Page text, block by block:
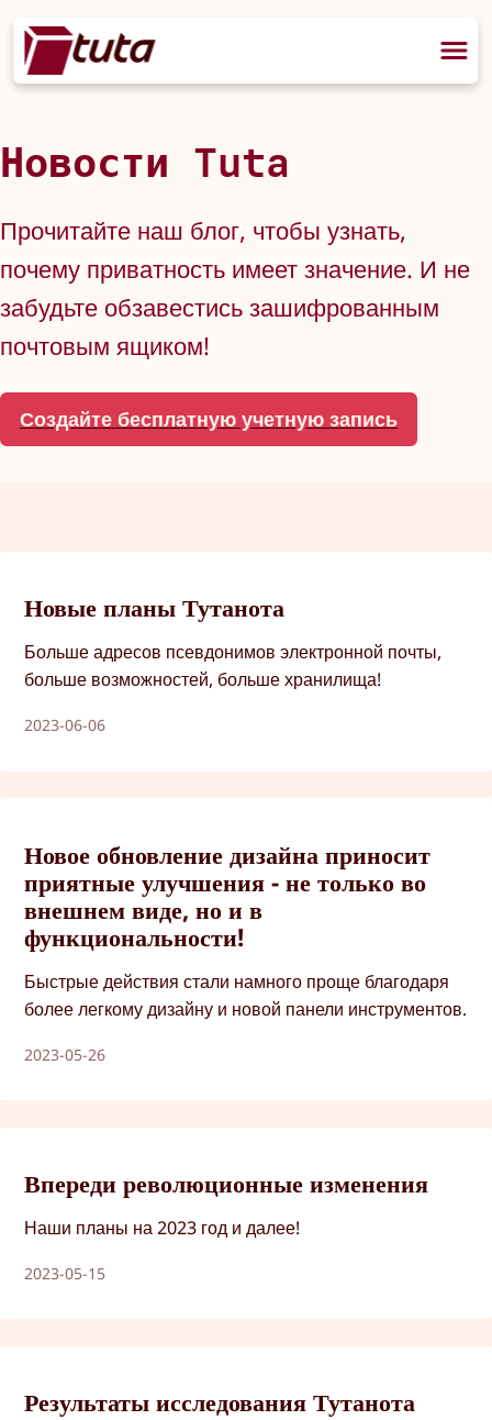
Новости Tuta
Прочитайте наш блог, чтобы узнать,
почему приватность имеет значение. И не
забудьте обзавестись зашифрованным
почтовым ящиком!
Создайте бесплатную учетную запись
Новые планы Тутанота
Больше адресов псевдонимов электронной почты,
больше возможностей, больше хранилища!
2023-06-06
Новое обновление дизайна приносит
приятные улучшения - не только во
внешнем виде, но и в
функциональности!
Быстрые действия стали намного проще благодаря
более легкому дизайну и новой панели инструментов.
2023-05-26
Впереди революционные изменения
Наши планы на 2023 год и далее!
2023-05-15
Результаты исследования Тутанота